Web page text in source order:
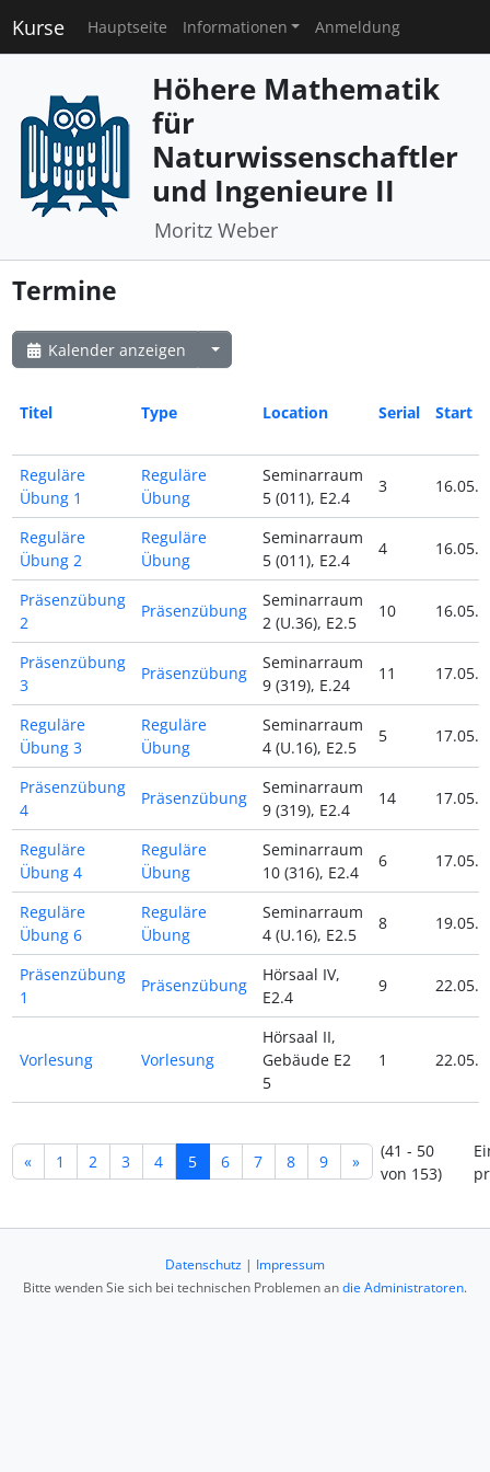
Kurse Hauptseite Informationen Anmeldung
Höhere Mathematik
für
Naturwissenschaftler
und Ingenieure II
Moritz Weber
Termine
Kalender anzeigen
Titel Type Location Serial Start
Reguläre
Übung 1
Reguläre
Übung
Seminarraum
5 (011), E2.4
3
Reguläre
Übung 2
Reguläre
Übung
Seminarraum
5 (011), E2.4
4
Präsenzübung
2
Präsenzübung
Seminarraum
2 (U.36), E2.5
10
Präsenzübung
3
Präsenzübung
Seminarraum
9 (319), E.24
11
Reguläre
Übung 3
Reguläre
Übung
Seminarraum
4 (U.16), E2.5
5
Präsenzübung
4
Präsenzübung
Seminarraum
9 (319), E2.4
14
Reguläre
Übung 4
Reguläre
Übung
Seminarraum
10 (316), E2.4
6
Reguläre
Übung 6
Reguläre
Übung
Seminarraum
4 (U.16), E2.5
8
Präsenzübung
1
Präsenzübung
Hörsaal IV,
E2.4
9
Vorlesung Vorlesung
Hörsaal II,
Gebäude E2
5
1
« 1 2 3 4 5 6 7 8 9 »
(41 - 50
von 153)
Datenschutz | Impressum
Bitte wenden Sie sich bei technischen Problemen andie Administratoren.